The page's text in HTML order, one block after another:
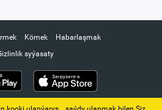
Kömek
Habarlaşmak
syýasaty